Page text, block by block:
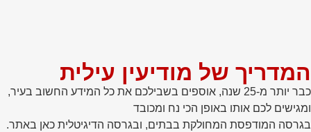
המדריך של מודיעין עילית
כבר יותר מ-25 שנה, אוספים בשבילכם את כל המידע החשוב בעיר,
ומגישים לכם אותו באופן הכי נח ומכובד
בגרסה המודפסת המחולקת בבתים, ובגרסה הדיגיטלית כאן באתר.